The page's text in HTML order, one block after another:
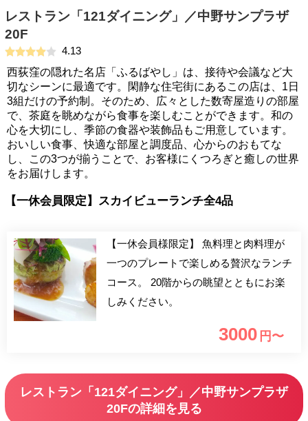
レストラン「121ダイニング」／中野サンプラザ
20F
4.13
西荻窪の隠れた名店「ふるばやし」は、接待や会議など大
切なシーンに最適です。閑静な住宅街にあるこの店は、1日
3組だけの予約制。そのため、広々とした数寄屋造りの部屋
で、茶庭を眺めながら食事を楽しむことができます。和の
心を大切にし、季節の食器や装飾品もご用意しています。
おいしい食事、快適な部屋と調度品、心からのおもてな
し、この3つが揃うことで、お客様にくつろぎと癒しの世界
をお届けします。
【一休会員限定】スカイビューランチ全4品
【一休会員様限定】 魚料理と肉料理が
一つのプレートで楽しめる贅沢なランチ
コース。 20階からの眺望とともにお楽
しみください。
3000 円〜
レストラン「121ダイニング」／中野サンプラザ
20Fの詳細を見る